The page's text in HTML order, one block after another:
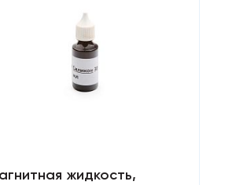
жидкость,